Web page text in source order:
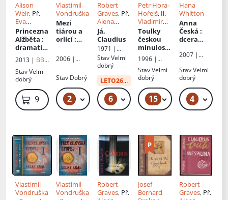
Alison
Weir, Př.
Eva
Křístková
Princezna
Alžběta :
dramatic
ká cesta k
trůnu
2013 | BB
art
StavVelmi
dobrý
99 Kč
Vlastimil
Vondruška
Mezi
tiárou a
orlicí:
prvního
českého
Vratislava
2006 |
Stav Dobrý
2 249 Kč – 269 Kč
Robert
Graves, Př.
Alena
Jindrová
Já,
Claudius
1971 |
Odeon
StavVelmi
dobrý
LETO26od: 20 Kč
6 49 Kč – 59 Kč
Petr Hora-
Hořejš, Il.
Vladimír
Novák
Toulky
českou
minulostí
: Od časů
Marie
Terezie
(1740) do
konce
napoleon
ských
válek
1996 |
Baronet
StavVelmi
dobrý
15 99 Kč – 2 499 Kč
Hana
Whitton
Anna
Česká :
dcera
na
m trůnu :
román
2007 |
StavVelmi
dobrý
4
Vlastimil
Vondruška
Vlastimil
Vondruška
Robert
Graves, Př.
Josef
Bernard
Robert
Graves, Př.